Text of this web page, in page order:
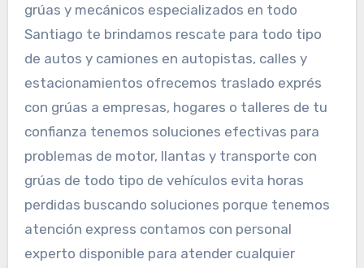
grúas y mecánicos especializados en todo
Santiago te brindamos rescate para todo tipo
de autos y camiones en autopistas, calles y
estacionamientos ofrecemos traslado exprés
con grúas a empresas, hogares o talleres de tu
confianza tenemos soluciones efectivas para
problemas de motor, llantas y transporte con
grúas de todo tipo de vehículos evita horas
perdidas buscando soluciones porque tenemos
atención express contamos con personal
experto disponible para atender cualquier